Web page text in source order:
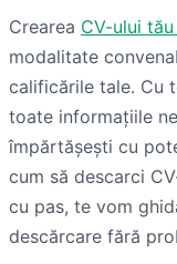
Crearea CV-ului
modalitate
calificările tale. Cu
toate informațiile
împărtășești cu
cum să descarci
cu pas, te vom
descărcare fără